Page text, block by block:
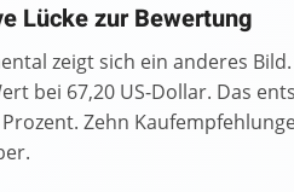
Lücke zur Bewertung
zeigt sich ein anderes
bei 67,20 US-Dollar. Das
Zehn